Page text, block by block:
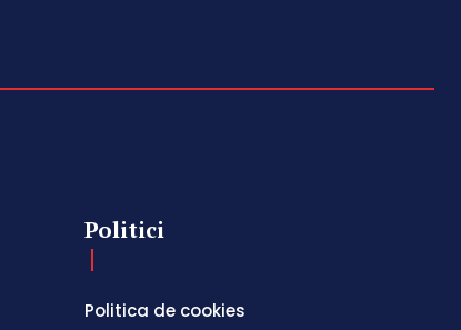
Politici
Politica de cookies